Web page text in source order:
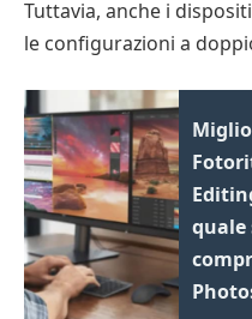
Tuttavia, anche i
le configurazioni a
quale